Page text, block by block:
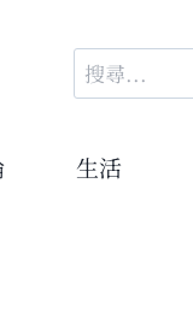
搜
尋
鍵
生活